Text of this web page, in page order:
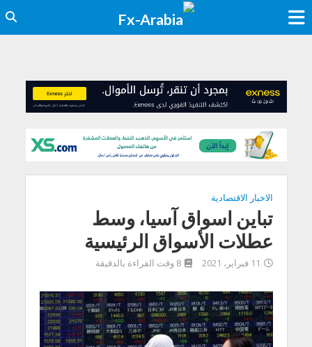
الاخبار الاقتصادية
تباين اسواق آسيا، وسط
عطلات الأسواق الرئيسية
11 فبراير، 2021 8 وقت القراءة بالدقيقة